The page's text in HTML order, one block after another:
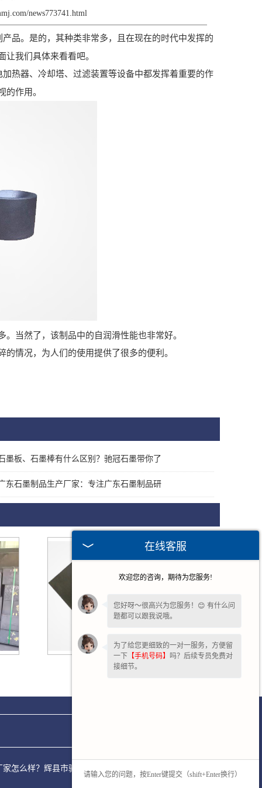
news773741.html
品。是的，其种类非常多，且在现在的时代中发挥的
我们具体来看看吧。
热器、冷却塔、过滤装置等设备中都发挥着重要的作
的作用。
当然了，该制品中的自润滑性能也非常好。
情况，为人们的使用提供了很多的便利。
墨板、石墨棒有什么区别？驰冠石墨带你了
东石墨制品生产厂家：专注广东石墨制品研
广东石墨板
怎么样？辉县市驰冠石墨模具制品厂专注承接石墨料盒,石
在线客服
欢迎您的咨询，期待为您服务!
您好呀～很高兴为您服务！😊 有什么问
题都可以跟我说哦。
为了给您更细致的一对一服务，方便留
一下 【手机号码】 吗？后续专员免费对
接细节。